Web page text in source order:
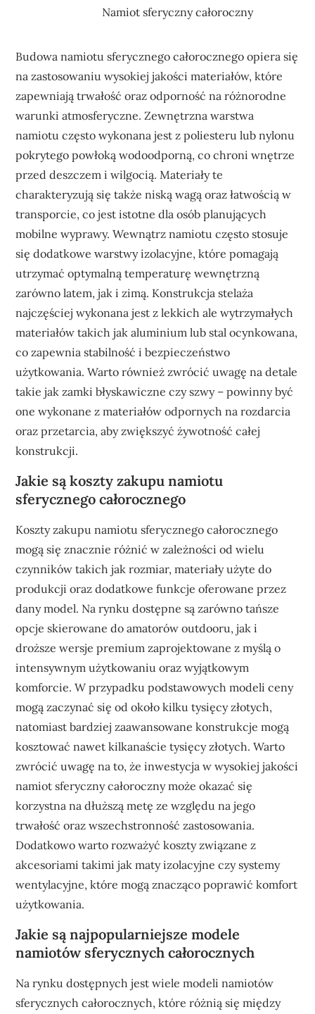
Namiot sferyczny całoroczny
Budowa namiotu sferycznego całorocznego opiera się
na zastosowaniu wysokiej jakości materiałów, które
zapewniają trwałość oraz odporność na różnorodne
warunki atmosferyczne. Zewnętrzna warstwa
namiotu często wykonana jest z poliesteru lub nylonu
pokrytego powłoką wodoodporną, co chroni wnętrze
przed deszczem i wilgocią. Materiały te
charakteryzują się także niską wagą oraz łatwością w
transporcie, co jest istotne dla osób planujących
mobilne wyprawy. Wewnątrz namiotu często stosuje
się dodatkowe warstwy izolacyjne, które pomagają
utrzymać optymalną temperaturę wewnętrzną
zarówno latem, jak i zimą. Konstrukcja stelaża
najczęściej wykonana jest z lekkich ale wytrzymałych
materiałów takich jak aluminium lub stal ocynkowana,
co zapewnia stabilność i bezpieczeństwo
użytkowania. Warto również zwrócić uwagę na detale
takie jak zamki błyskawiczne czy szwy – powinny być
one wykonane z materiałów odpornych na rozdarcia
oraz przetarcia, aby zwiększyć żywotność całej
konstrukcji.
Jakie są koszty zakupu namiotu
sferycznego całorocznego
Koszty zakupu namiotu sferycznego całorocznego
mogą się znacznie różnić w zależności od wielu
czynników takich jak rozmiar, materiały użyte do
produkcji oraz dodatkowe funkcje oferowane przez
dany model. Na rynku dostępne są zarówno tańsze
opcje skierowane do amatorów outdooru, jak i
droższe wersje premium zaprojektowane z myślą o
intensywnym użytkowaniu oraz wyjątkowym
komforcie. W przypadku podstawowych modeli ceny
mogą zaczynać się od około kilku tysięcy złotych,
natomiast bardziej zaawansowane konstrukcje mogą
kosztować nawet kilkanaście tysięcy złotych. Warto
zwrócić uwagę na to, że inwestycja w wysokiej jakości
namiot sferyczny całoroczny może okazać się
korzystna na dłuższą metę ze względu na jego
trwałość oraz wszechstronność zastosowania.
Dodatkowo warto rozważyć koszty związane z
akcesoriami takimi jak maty izolacyjne czy systemy
wentylacyjne, które mogą znacząco poprawić komfort
użytkowania.
Jakie są najpopularniejsze modele
namiotów sferycznych całorocznych
Na rynku dostępnych jest wiele modeli namiotów
sferycznych całorocznych, które różnią się między